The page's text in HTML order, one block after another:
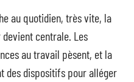
au quotidien, très vite, la
centrale. Les
au travail pèsent, et la
des dispositifs pour alléger